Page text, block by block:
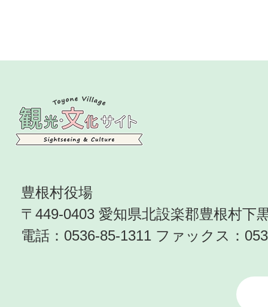
豊根村役場
〒449-0403 愛知県北設楽郡豊根村下
電話： 0536-85-1311 ファックス：